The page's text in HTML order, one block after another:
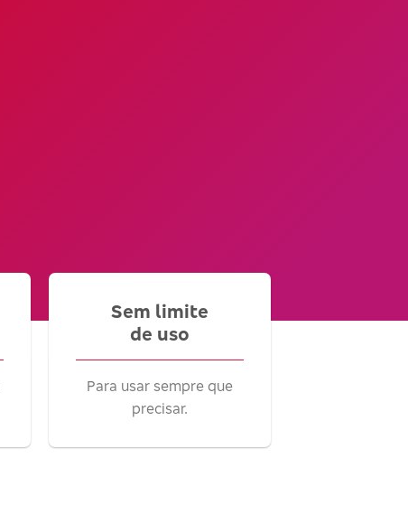
Sem limite
de uso
Para usar sempre que
precisar.